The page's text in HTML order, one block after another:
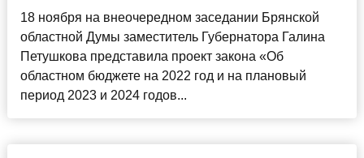
18 ноября на внеочередном заседании Брянской
областной Думы заместитель Губернатора Галина
Петушкова представила проект закона «Об
областном бюджете на 2022 год и на плановый
период 2023 и 2024 годов...